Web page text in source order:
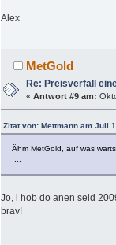
Alex
MetGold
Re: Preisverfall
«Antwort #9 am:
Zitat von: Mettmann am Juli
Ähm MetGold, auf was
...
Jo, i hob do anen seid
brav!